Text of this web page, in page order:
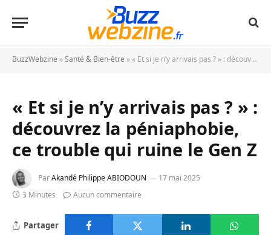
BuzzWebzine »Santé & Bien-être »« Et si je n’y arrivais pas ? » : découvrez la péniaphobie, ce trouble qui ruine le Gen Z
« Et si je n’y arrivais pas ? » :
découvrez la péniaphobie,
ce trouble qui ruine le Gen Z
ParAkandé Philippe ABIODOUN
17 mai 2025
3 Minutes
Aucun commentaire
Partager